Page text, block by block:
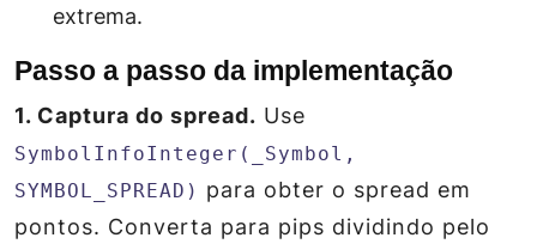
extrema.
Passo a passo da implementação
1. Captura do spread. Use
SymbolInfoInteger(_Symbol,
SYMBOL_SPREAD) para obter o spread em
pontos. Converta para pips dividindo pelo